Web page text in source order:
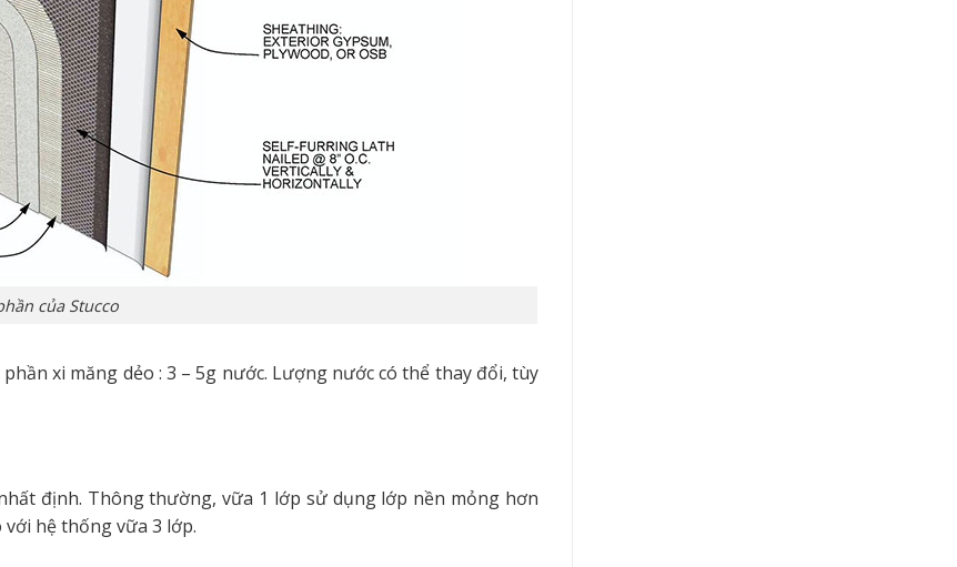
của Stucco
xi măng dẻo : 3 – 5g nước. Lượng nước có thể thay đổi, tùy
định. Thông thường, vữa 1 lớp sử dụng lớp nền mỏng hơn
hệ thống vữa 3 lớp.